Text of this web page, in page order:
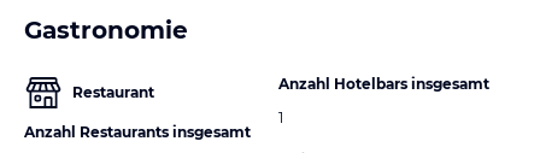
Gastronomie
Restaurant
Anzahl Restaurants insgesamt
Anzahl Hotelbars insgesamt
1